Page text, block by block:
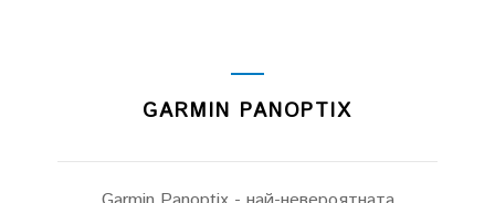
GARMIN PANOPTIX